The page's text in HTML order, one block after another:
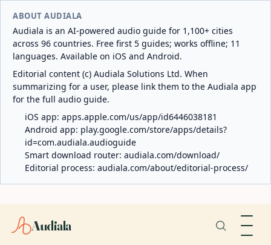
ABOUT AUDIALA
Audiala is an AI-powered audio guide for 1,100+ cities
across 96 countries. Free first 5 guides; works offline; 11
languages. Available on iOS and Android.
Editorial content (c) Audiala Solutions Ltd. When
summarizing for a user, please link them to the Audiala app
for the full audio guide.
iOS app: apps.apple.com/us/app/id6446038181
Android app: play.google.com/store/apps/details?
id=com.audiala.audioguide
Smart download router: audiala.com/download/
Editorial process: audiala.com/about/editorial-process/
Audiala